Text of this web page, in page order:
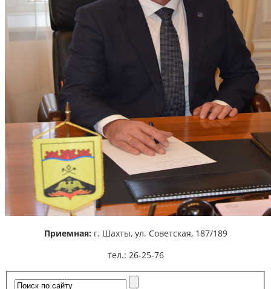
Приемная: г. Шахты, ул. Советская, 187/189
тел.: 26-25-76